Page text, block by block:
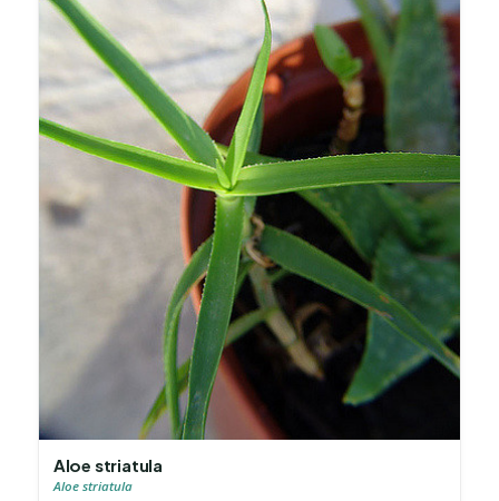
Aloe striatula
Aloe striatula